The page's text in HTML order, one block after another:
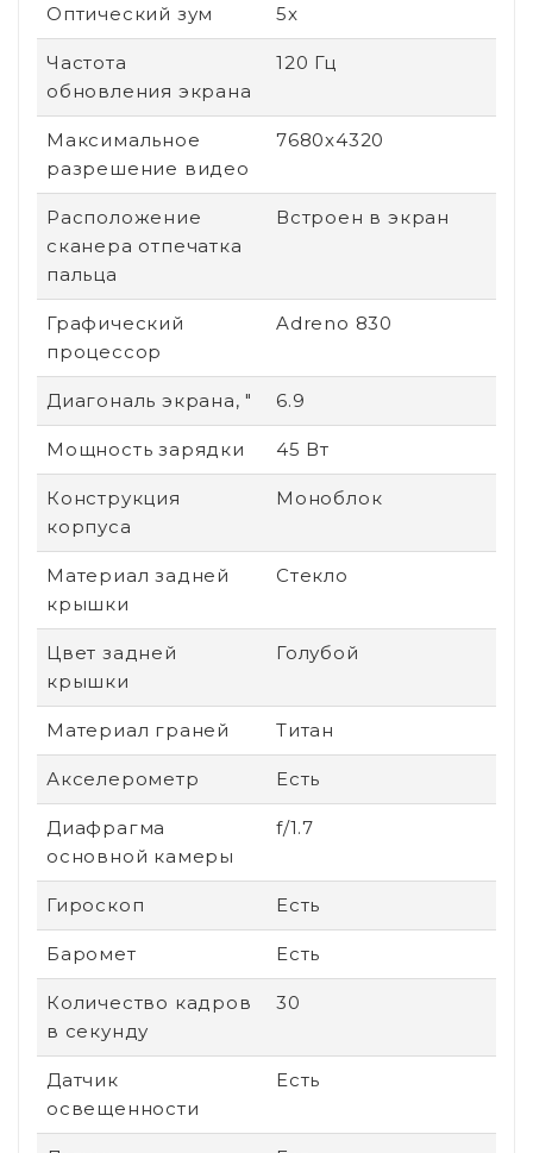
Оптический зум 5x
Частота
обновления экрана
120 Гц
Максимальное
разрешение видео
7680x4320
Расположение
сканера отпечатка
пальца
Встроен в экран
Графический
процессор
Adreno 830
Диагональ экрана, " 6.9
Мощность зарядки 45 Вт
Конструкция
корпуса
Моноблок
Материал задней
крышки
Стекло
Цвет задней
крышки
Голубой
Материал граней Титан
Акселерометр Есть
Диафрагма
основной камеры
f/1.7
Гироскоп Есть
Баромет Есть
Количество кадров
в секунду
30
Датчик
освещенности
Есть